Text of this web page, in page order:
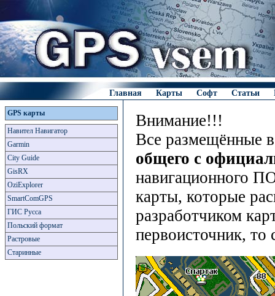
Главная Карты Софт Статьи
GPS карты
Навител Навигатор
Garmin
City Guide
GisRX
OziExplorer
SmartComGPS
ГИС Русса
Польский формат
Растровые
Старинные
Внимание!!!
Все размещённые
общего с
навигационного
карты, которые
разработчиком
первоисточник,